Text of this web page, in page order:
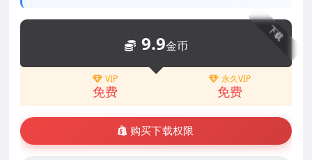
下载
9.9金币
VIP
免费
永久VIP
免费
购买下载权限